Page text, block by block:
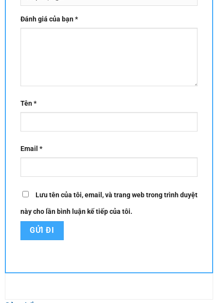
Đánh giá của bạn*
Tên*
Email *
Lưu tên của tôi, email, và trang web trong trình duyệt
này cho lần bình luận kế tiếp của tôi.